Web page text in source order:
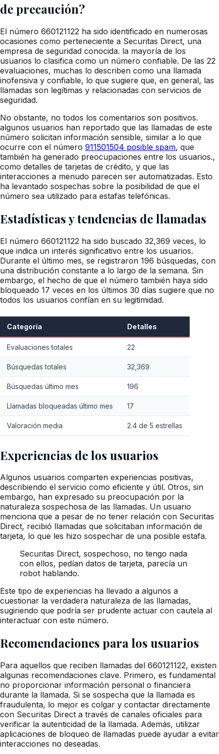
de precaución?
El número 660121122 ha sido identificado en numerosas
ocasiones como perteneciente a Securitas Direct, una
empresa de seguridad conocida. la mayoría de los
usuarios lo clasifica como un número confiable. De las 22
evaluaciones, muchas lo describen como una llamada
inofensiva y confiable, lo que sugiere que, en general, las
llamadas son legítimas y relacionadas con servicios de
seguridad.
No obstante, no todos los comentarios son positivos.
algunos usuarios han reportado que las llamadas de este
número solicitan información sensible, similar a lo que
ocurre con el número 911501504 posible spam, que
también ha generado preocupaciones entre los usuarios.,
como detalles de tarjetas de crédito, y que las
interacciones a menudo parecen ser automatizadas. Esto
ha levantado sospechas sobre la posibilidad de que el
número sea utilizado para estafas telefónicas.
Estadísticas y tendencias de llamadas
El número 660121122 ha sido buscado 32,369 veces, lo
que indica un interés significativo entre los usuarios.
Durante el último mes, se registraron 196 búsquedas, con
una distribución constante a lo largo de la semana. Sin
embargo, el hecho de que el número también haya sido
bloqueado 17 veces en los últimos 30 días sugiere que no
todos los usuarios confían en su legitimidad.
Categoría Detalles
Evaluaciones totales 22
Búsquedas totales 32,369
Búsquedas último mes 196
Llamadas bloqueadas último mes 17
Valoración media 2.4 de 5 estrellas
Experiencias de los usuarios
Algunos usuarios comparten experiencias positivas,
describiendo el servicio como eficiente y útil. Otros, sin
embargo, han expresado su preocupación por la
naturaleza sospechosa de las llamadas. Un usuario
menciona que a pesar de no tener relación con Securitas
Direct, recibió llamadas que solicitaban información de
tarjeta, lo que les hizo sospechar de una posible estafa.
Securitas Direct, sospechoso, no tengo nada
con ellos, pedían datos de tarjeta, parecía un
robot hablando.
Este tipo de experiencias ha llevado a algunos a
cuestionar la verdadera naturaleza de las llamadas,
sugiriendo que podría ser prudente actuar con cautela al
interactuar con este número.
Recomendaciones para los usuarios
Para aquellos que reciben llamadas del 660121122, existen
algunas recomendaciones clave. Primero, es fundamental
no proporcionar información personal o financiera
durante la llamada. Si se sospecha que la llamada es
fraudulenta, lo mejor es colgar y contactar directamente
con Securitas Direct a través de canales oficiales para
verificar la autenticidad de la llamada. Además, utilizar
aplicaciones de bloqueo de llamadas puede ayudar a evitar
interacciones no deseadas.